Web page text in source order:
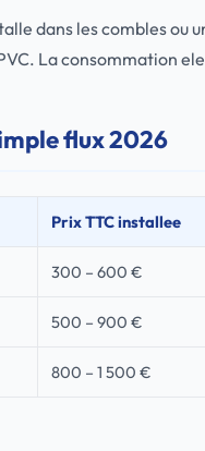
dans les combles ou
La consommation
flux 2026
Prix TTC installee
300 – 600 €
500 – 900 €
800 – 1 500 €